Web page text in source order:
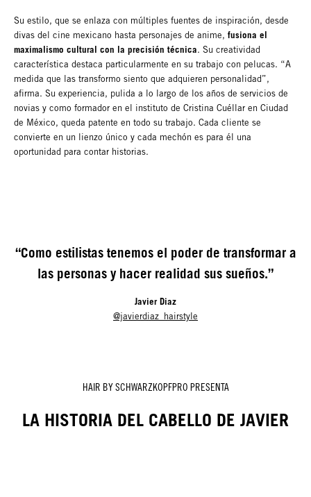
Su estilo, que se enlaza con múltiples fuentes de inspiración, desde
divas del cine mexicano hasta personajes de anime, fusiona el
maximalismo cultural con la precisión técnica. Su creatividad
característica destaca particularmente en su trabajo con pelucas. “A
medida que las transformo siento que adquieren personalidad”,
afirma. Su experiencia, pulida a lo largo de los años de servicios de
novias y como formador en el instituto de Cristina Cuéllar en Ciudad
de México, queda patente en todo su trabajo. Cada cliente se
convierte en un lienzo único y cada mechón es para él una
oportunidad para contar historias.
“Como estilistas tenemos el poder de transformar a
las personas y hacer realidad sus sueños.”
Javier Diaz
@javierdiaz_hairstyle
HAIR BY SCHWARZKOPFPRO PRESENTA
LA HISTORIA DEL CABELLO DE JAVIER